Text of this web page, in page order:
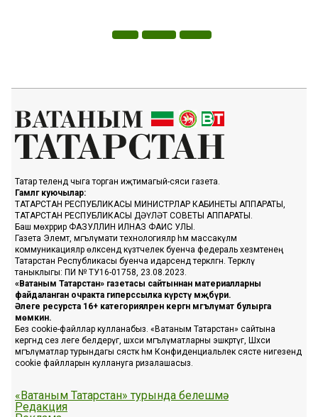
Татар телендә чыга торган иҗтимагый-сәяси газета.
Гамәлгә куючылар:
ТАТАРСТАН РЕСПУБЛИКАСЫ МИНИСТРЛАР КАБИНЕТЫ АППАРАТЫ,
ТАТАРСТАН РЕСПУБЛИКАСЫ ДӘҮЛӘТ СОВЕТЫ АППАРАТЫ.
Баш мөхәррир ФАЗУЛЛИН ИЛНАЗ ФАИС УЛЫ.
Газета Элемтә, мәгълүмати технологияләр һәм массакүләм
коммуникацияләр өлкәсендә күзәтчелек буенча федераль хезмәтенең
Татарстан Республикасы буенча идарәсендә теркәлгән. Теркәлү
таныклыгы: ПИ № ТУ16-01758, 23.08.2023.
«Ватаным Татарстан» газетасы сайтыннан материалларны
файдаланган очракта гиперссылка күрсәтү мәҗбүри.
Әлеге ресурста 16+ категорияләренә кергән мәгълүмат булырга
мөмкин.
Без cookie-файллар кулланабыз. «Ватаным Татарстан» сайтына
кергәндә сез әлеге белдерүгә, шәхси мәгълүматларны эшкәртүгә, Шәхси
мәгълүматлар турындагы сәясәткә һәм Конфиденциальлек сәясәте нигезендә
cookie файлларын куллануга ризалашасыз.
«Ватаным Татарстан» турында белешмә
Редакция